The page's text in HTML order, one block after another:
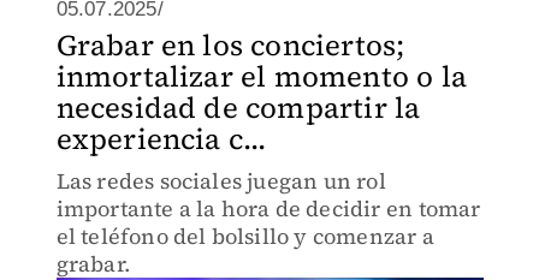
05.07.2025/
Grabar en los conciertos;
inmortalizar el momento o la
necesidad de compartir la
experiencia c...
Las redes sociales juegan un rol
importante a la hora de decidir en tomar
el teléfono del bolsillo y comenzar a
grabar.